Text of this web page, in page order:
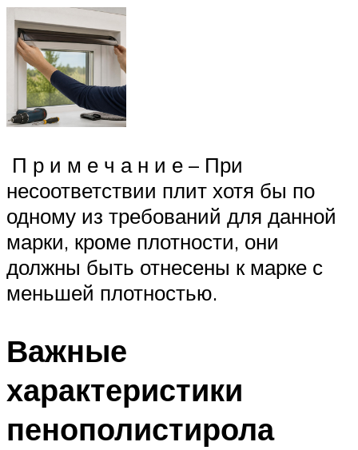
П р и м е ч а н и е – При
несоответствии плит хотя бы по
одному из требований для данной
марки, кроме плотности, они
должны быть отнесены к марке с
меньшей плотностью.
Важные
характеристики
пенополистирола